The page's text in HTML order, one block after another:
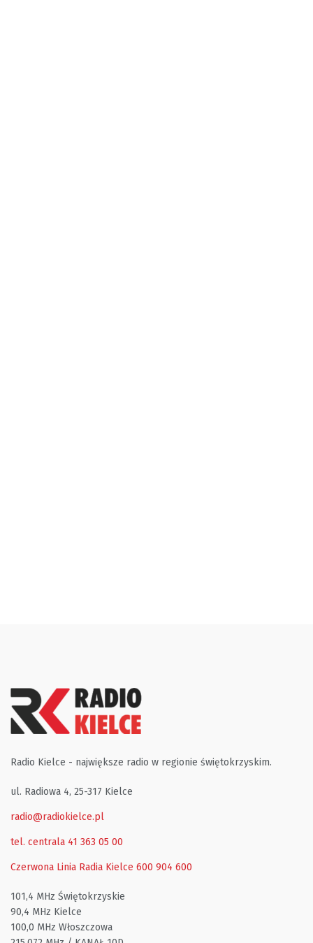
Radio Kielce - największe radio w regionie świętokrzyskim.
ul. Radiowa 4, 25-317 Kielce
radio@radiokielce.pl
tel. centrala 41 363 05 00
Czerwona Linia Radia Kielce 600 904 600
101,4 MHz Świętokrzyskie
90,4 MHz Kielce
100,0 MHz Włoszczowa